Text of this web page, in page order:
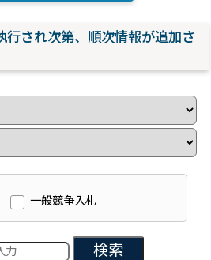
行され次第、順次情報が追加さ
一般競争入札
検索